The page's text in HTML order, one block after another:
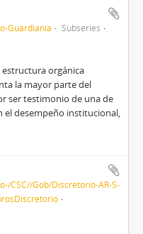
Guardianía
Subseries
orgánica
la mayor parte del
ser testimonio de una de
el desempeño institucional,
CSC//Gob/Discretorio-AR-S-